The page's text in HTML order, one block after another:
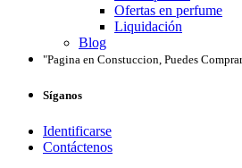
Ofertas en perfume
Liquidación
Blog
"Pagina en Constuccion, Puedes
Síganos
Identificarse
Contáctenos